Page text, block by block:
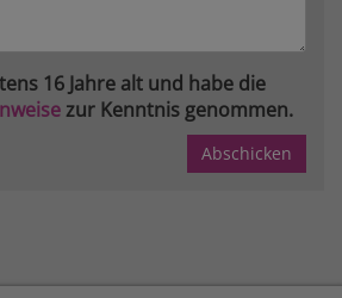
16 Jahre alt und habe die
zur Kenntnis genommen.